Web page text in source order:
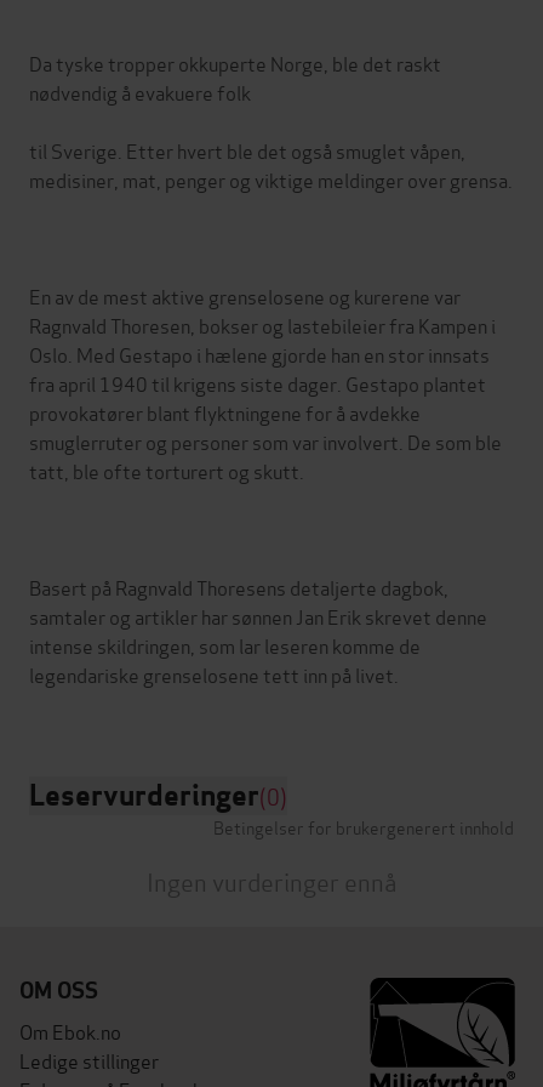
Da tyske tropper okkuperte Norge, ble det raskt
nødvendig å evakuere folk
til Sverige. Etter hvert ble det også smuglet våpen,
medisiner, mat, penger og viktige meldinger over grensa.
En av de mest aktive grenselosene og kurerene var
Ragnvald Thoresen, bokser og lastebileier fra Kampen i
Oslo. Med Gestapo i hælene gjorde han en stor innsats
fra april 1940 til krigens siste dager. Gestapo plantet
provokatører blant flyktningene for å avdekke
smuglerruter og personer som var involvert. De som ble
tatt, ble ofte torturert og skutt.
Basert på Ragnvald Thoresens detaljerte dagbok,
samtaler og artikler har sønnen Jan Erik skrevet denne
intense skildringen, som lar leseren komme de
legendariske grenselosene tett inn på livet.
Leservurderinger(0)
Betingelser for brukergenerert innhold
Ingen vurderinger ennå
OM OSS
Om Ebok.no
Ledige stillinger